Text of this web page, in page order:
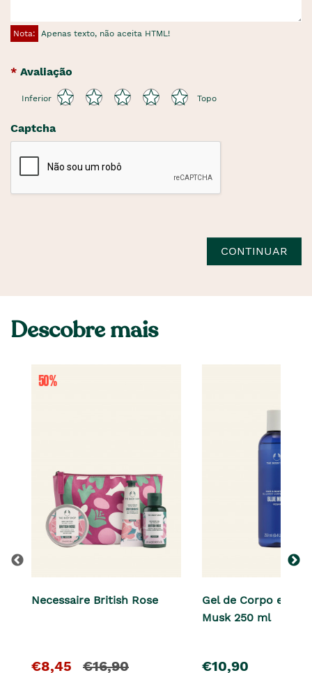
Nota: Apenas texto, não aceita HTML!
Avaliação
Inferior Topo
Captcha
CONTINUAR
Descobre mais
Necessaire British Rose
O
€8,45 e€16,90
Gel de Corpo e
Musk 250 ml
pre�o
€10,90